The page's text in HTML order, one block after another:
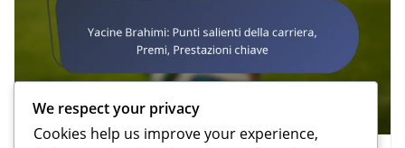
We respect your privacy
Cookies help us improve your experience,